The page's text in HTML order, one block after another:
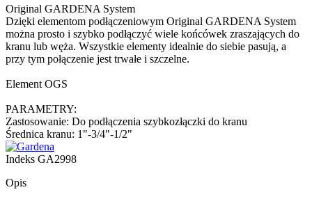
Original GARDENA System
Dzięki elementom podłączeniowym Original GARDENA System
można prosto i szybko podłączyć wiele końcówek zraszających do
kranu lub węża. Wszystkie elementy idealnie do siebie pasują, a
przy tym połączenie jest trwałe i szczelne.
Element OGS
PARAMETRY:
Zastosowanie: Do podłączenia szybkozłączki do kranu
Średnica kranu: 1"-3/4"-1/2"
Indeks GA2998
Opis